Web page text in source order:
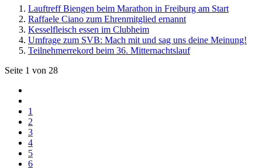
Lauftreff Biengen beim Marathon in Freiburg am Start
Raffaele Ciano zum Ehrenmitglied ernannt
Kesselfleisch essen im Clubheim
Umfrage zum SVB: Mach mit und sag uns deine Meinung!
Teilnehmerrekord beim 36. Mitternachtslauf
Seite 1 von 28
1
2
3
4
5
6